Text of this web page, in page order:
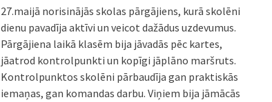
27.maijā norisinājās skolas pārgājiens, kurā skolēni
dienu pavadīja aktīvi un veicot dažādus uzdevumus.
Pārgājiena laikā klasēm bija jāvadās pēc kartes,
jāatrod kontrolpunkti un kopīgi jāplāno maršruts.
Kontrolpunktos skolēni pārbaudīja gan praktiskās
iemaņas, gan komandas darbu. Viņiem bija jāmācās